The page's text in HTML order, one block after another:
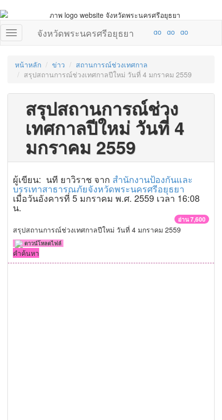
จังหวัดพระนครศรีอยุธยา
หน้าหลัก ข่าว
สถานการณ์ช่วงเทศกาล
สรุปสถานการณ์ช่วงเทศกาลปีใหม่ วันที่ 4 มกราคม 2559
สรุปสถานการณ์ช่วง
เทศกาลปีใหม่ วันที่ 4
มกราคม 2559
ผู้เขียน: นที ยาวิราช จาก สำนักงานป้องกันและ
บรรเทาสาธารณภัยจังหวัดพระนครศรีอยุธยา
เมื่อวันอังคารที่ 5 มกราคม พ.ศ. 2559 เวลา 16:08
น.
อ่าน 7,600
สรุปสถานการณ์ช่วงเทศกาลปีใหม่ วันที่ 4 มกราคม 2559
ดาวน์โหลดไฟล์
คำค้นหา